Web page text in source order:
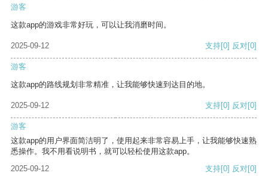
游客
这款app的游戏非常好玩，可以让我消磨时间。
2025-09-12 支持[0] 反对[0]
游客
这款app的路线规划非常精准，让我能够快速到达目的地。
2025-09-12 支持[0] 反对[0]
游客
这款app的用户界面简洁明了，使用起来非常容易上手，让我能够快速熟
悉操作。我不用看说明书，就可以轻松使用这款app。
2025-09-12
支持[0] 反对[0]